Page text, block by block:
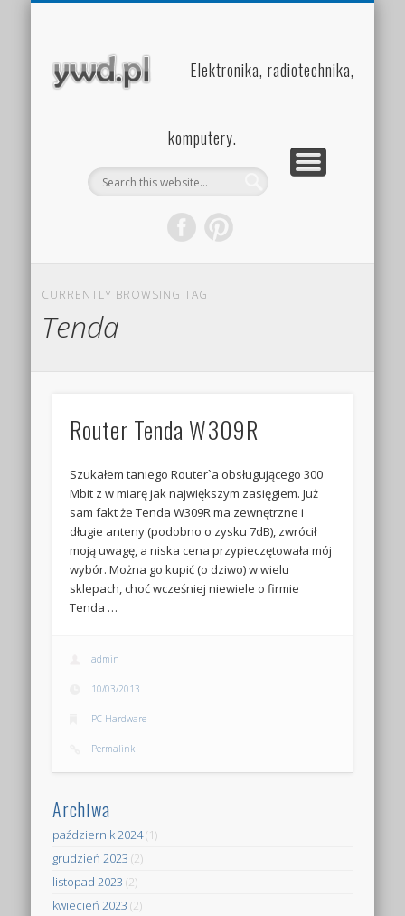
Elektronika, radiotechnika,
komputery.
CURRENTLY BROWSING TAG
Tenda
Router Tenda W309R
Szukałem taniego Router`a obsługującego 300
Mbit z w miarę jak największym zasięgiem. Już
sam fakt że Tenda W309R ma zewnętrzne i
długie anteny (podobno o zysku 7dB), zwrócił
moją uwagę, a niska cena przypieczętowała mój
wybór. Można go kupić (o dziwo) w wielu
sklepach, choć wcześniej niewiele o firmie
Tenda …
admin
10/03/2013
PC Hardware
Permalink
Archiwa
październik 2024(1)
grudzień 2023 (2)
listopad 2023 (2)
kwiecień 2023 (2)